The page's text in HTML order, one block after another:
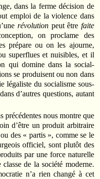
dans la ferme décision de
emploi de la violence dans
révolutionpeut être faite
on proclame des
prépare ou on les ajourne,
superflues et nuisibles, et il
qui domine dans la social-
se produisent ou non dans
légaliste du socialisme sous-
d’autres questions, autant
précédentes nous montre que
d’être un produit arbitraire
des « partis », comme se le
officiel, sont plutôt des
par une force naturelle
de la société moderne.
n’a rien changé à cet